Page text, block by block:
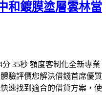
和鍍膜塗層雲林當
分 35秒 額度客制化全新專業
驗評價您解決借錢首席優質
速找到適合的借貸方案，使